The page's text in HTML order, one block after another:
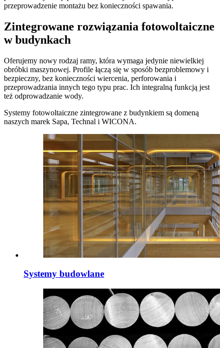
przeprowadzenie montażu bez konieczności spawania.
Zintegrowane rozwiązania fotowoltaiczne
w budynkach
Oferujemy nowy rodzaj ramy, która wymaga jedynie niewielkiej
obróbki maszynowej. Profile łączą się w sposób bezproblemowy i
bezpieczny, bez konieczności wiercenia, perforowania i
przeprowadzania innych tego typu prac. Ich integralną funkcją jest
też odprowadzanie wody.
Systemy fotowoltaiczne zintegrowane z budynkiem są domeną
naszych marek Sapa, Technal i WICONA.
Systemy budowlane